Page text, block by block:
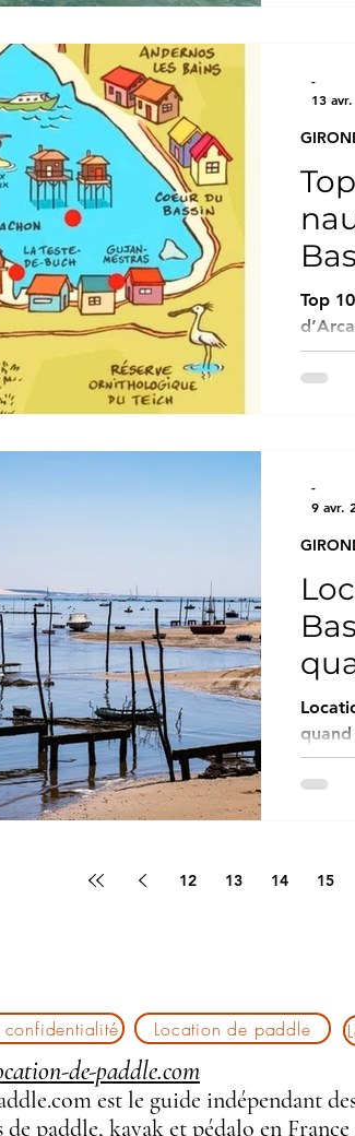
Top
d’Arcachon. 1. Faire du
(Arcachon) La plage Pereire
pour
-
13
?
quand
l’un
-
9 avr.
12 13 14 15
Location de paddle
de-paddle.com
est le guide indépendant
paddle, kayak et pédalo en France